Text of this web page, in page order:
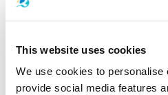
This website uses cookies
We use cookies to personalise
provide social media features